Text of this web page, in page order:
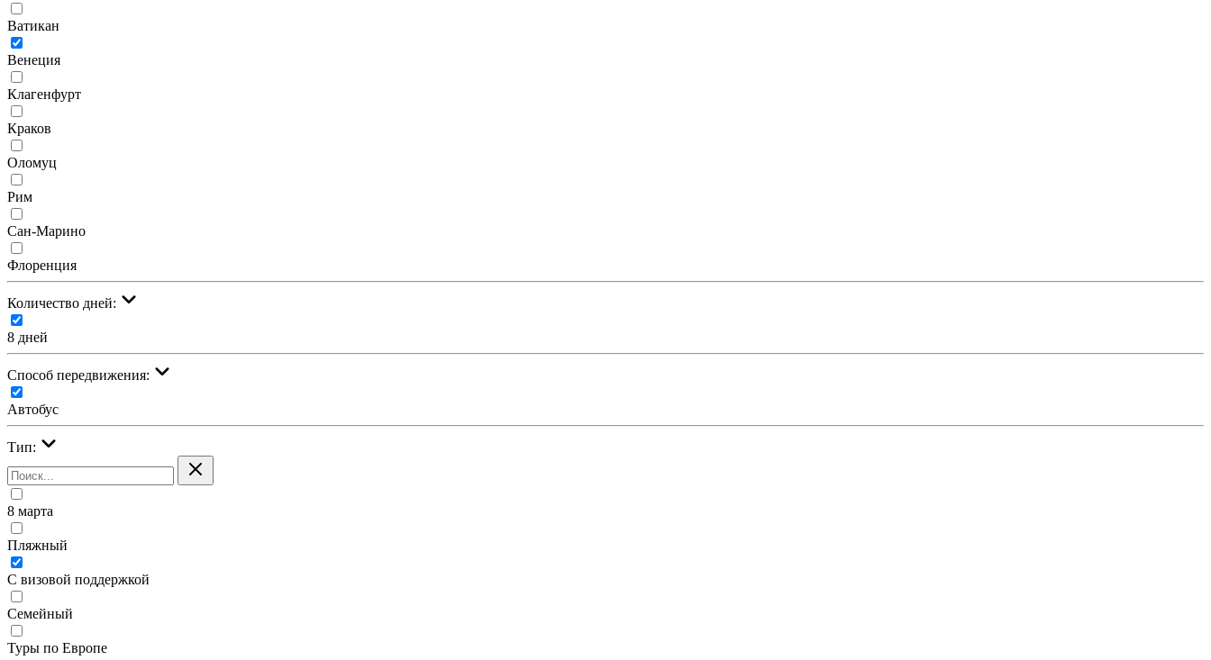
Ватикан
Венеция
Клагенфурт
Краков
Оломуц
Рим
Сан-Марино
Флоренция
Количество дней:
8 дней
Cпособ передвижения:
Автобус
Тип:
8 марта
Пляжный
С визовой поддержкой
Семейный
Туры по Европе